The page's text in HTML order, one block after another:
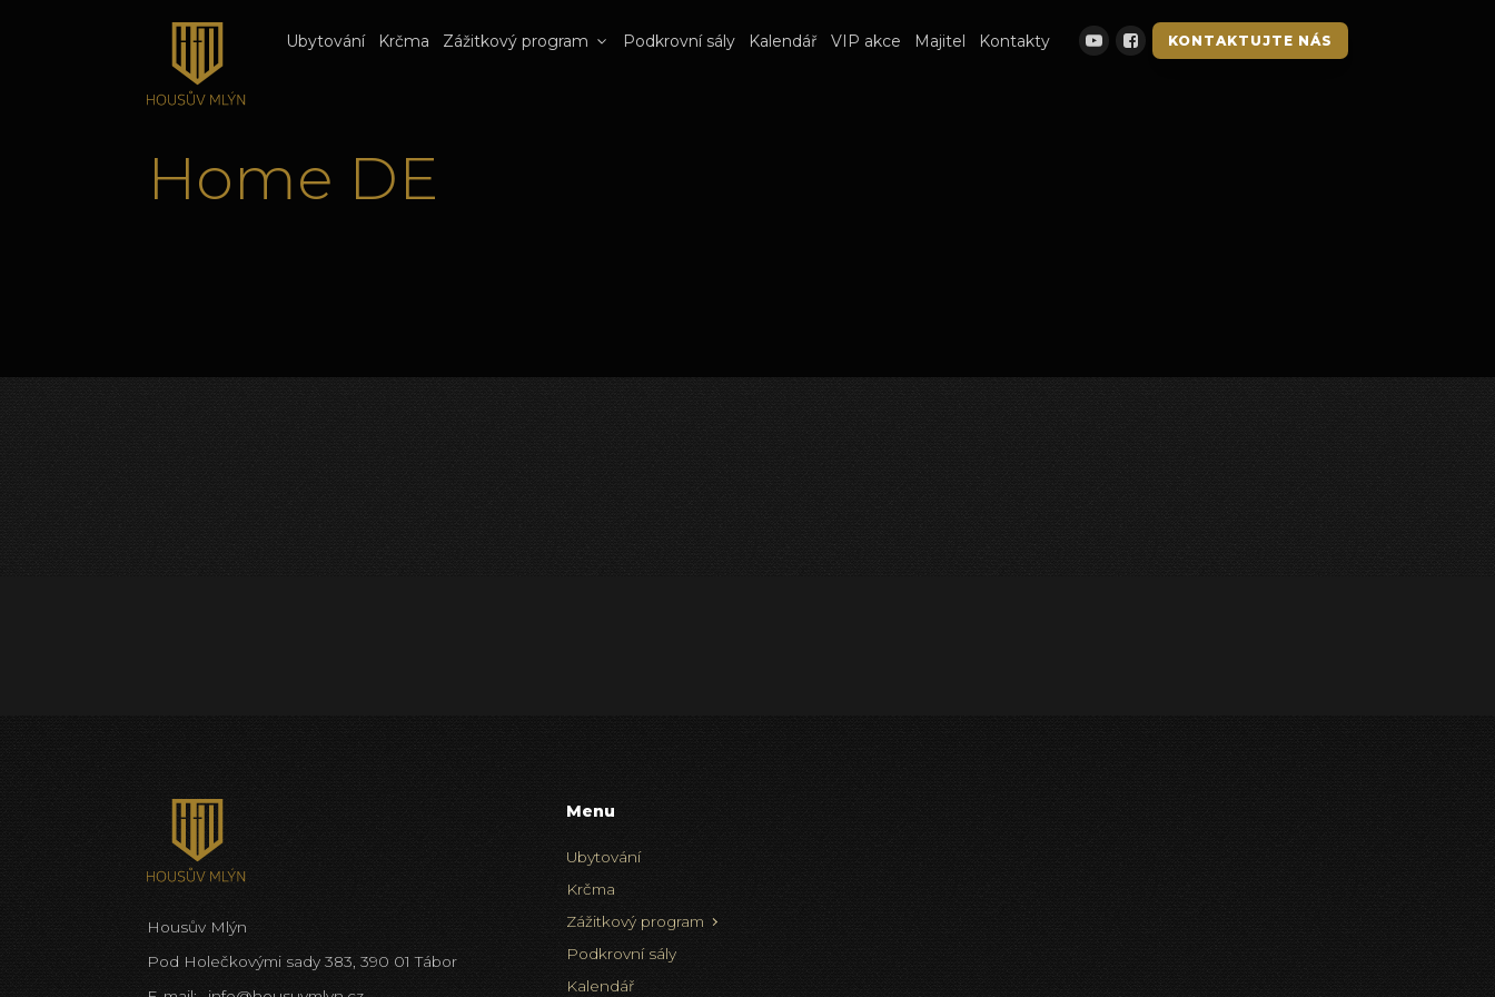
Ubytování Krčma Zážitkový program Podkrovní sály Kalendář VIP akce Majitel Kontakty KONTAKTUJTE NÁS
Home DE
Housův Mlýn
Pod Holečkovými sady 383, 390 01 Tábor
Menu
Ubytování
Krčma
Zážitkový program
Podkrovní sály
Kalendář